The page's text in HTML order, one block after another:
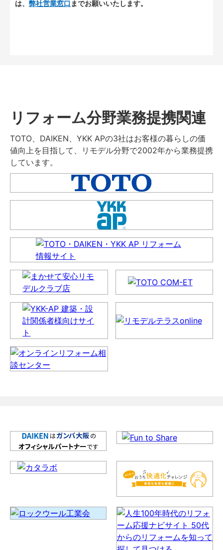
は、 弊社営業窓口 までお願いいたします。
リフォーム分野業務提携関連
TOTO、DAIKEN、YKK APの3社はお客様の暮らしの価
値向上を目指して、リモデル分野で2002年から業務提携
しています。